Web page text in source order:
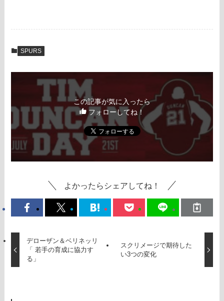
SPURS
この記事が気に入ったら
フォローしてね！
よかったらシェアしてね！
デローザン＆ベリネッリ
「 若手の育成に協力す
る」
スクリメージで期待した
い3つの変化